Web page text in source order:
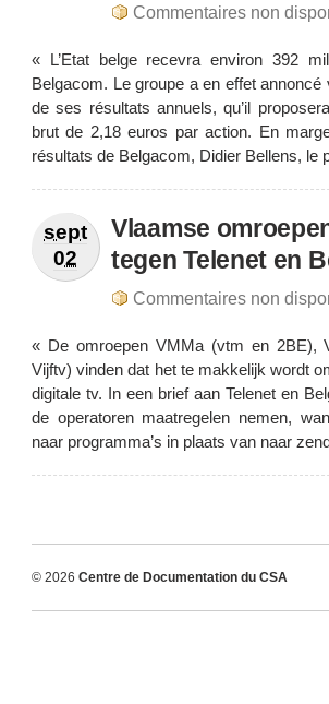
Commentaires non
« L’Etat belge recevra environ 392
Belgacom. Le groupe a en effet
de ses résultats annuels, qu’il
brut de 2,18 euros par action. En
résultats de Belgacom, Didier Bellens, le
sept
02
Vlaamse
tegen Telenet en
Commentaires non
« De omroepen VMMa (vtm en 2BE),
Vijftv) vinden dat het te makkelijk wordt
digitale tv. In een brief aan Telenet en
de operatoren maatregelen nemen,
naar programma’s in plaats van naar
© 2026 Centre de Documentation du CSA